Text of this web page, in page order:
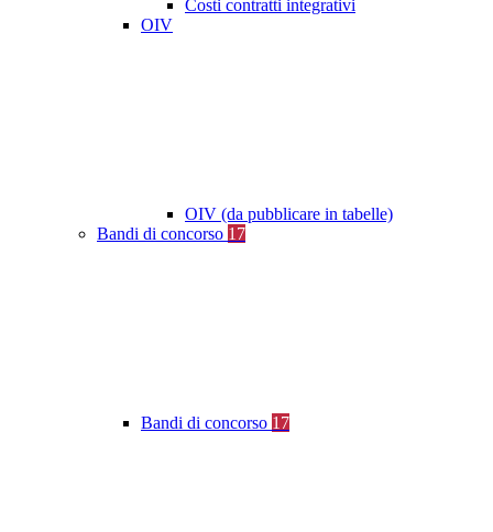
Costi contratti integrativi
OIV
OIV (da pubblicare in tabelle)
Bandi di concorso 17
Bandi di concorso 17